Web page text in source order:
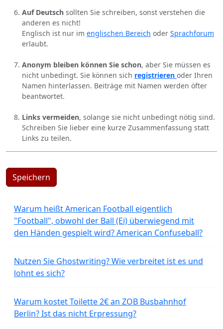
Auf Deutsch sollten Sie schreiben, sonst verstehen die
anderen es nicht!
Englisch ist nur im englischen Bereich oder Sprachforum
erlaubt.
Anonym bleiben können Sie schon, aber Sie müssen es
nicht unbedingt. Sie können sich registrieren oder Ihren
Namen hinterlassen. Beiträge mit Namen werden öfter
beantwortet.
Links vermeiden, solange sie nicht unbedingt nötig sind.
Schreiben Sie lieber eine kurze Zusammenfassung statt
Links zu teilen.
Speichern
Warum heißt American Football eigentlich
"Football", obwohl der Ball (Ei) überwiegend mit
den Händen gespielt wird? American Confuseball?
Nutzen Sie Ghostwriting? Wie verbreitet ist es und
lohnt es sich?
Warum kostet Toilette 2€ an ZOB Busbahnhof
Berlin? Ist das nicht Erpressung?